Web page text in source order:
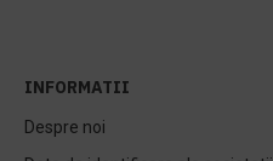
INFORMATII
Despre noi